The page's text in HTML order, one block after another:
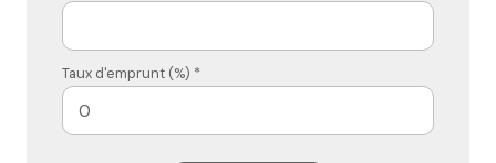
Taux d'emprunt (%) *